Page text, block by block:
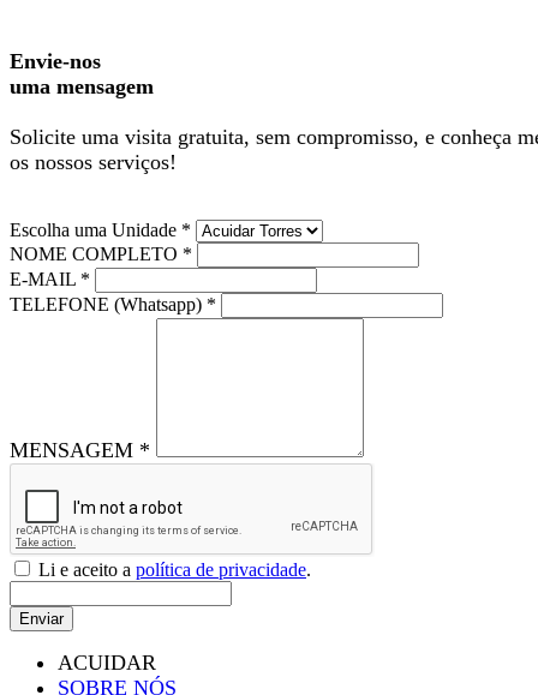
Envie-nos
uma mensagem
Solicite uma visita gratuita, sem compromisso, e conheça
os nossos serviços!
Escolha uma Unidade *
NOME COMPLETO *
E-MAIL *
TELEFONE (Whatsapp) *
MENSAGEM *
Li e aceito a política de privacidade.
Enviar
ACUIDAR
SOBRE NÓS